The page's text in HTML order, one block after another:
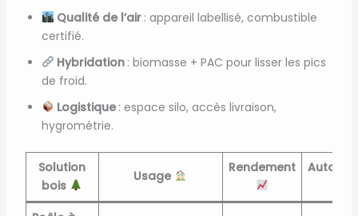
Qualité de l’air : appareil labellisé, combustible
certifié.
Hybridation : biomasse + PAC pour lisser les pics
de froid.
Logistique : espace silo, accès livraison,
hygrométrie.
Solution
bois
Usage
Rendement